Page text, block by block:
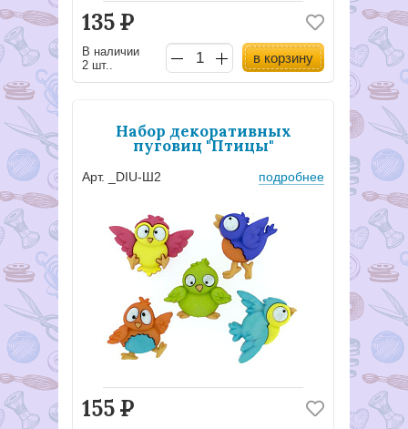
135Р
В наличии
2 шт..
в корзину
Набор декоративных
пуговиц "Птицы"
Арт. _DIU-Ш2 подробнее
155Р